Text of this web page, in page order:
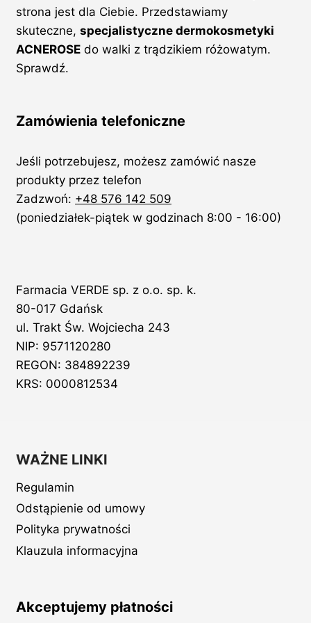
strona jest dla Ciebie. Przedstawiamy
skuteczne,specjalistyczne dermokosmetyki
ACNEROSE do walki z trądzikiem różowatym.
Sprawdź.
Zamówienia telefoniczne
Jeśli potrzebujesz, możesz zamówić nasze
produkty przez telefon
Zadzwoń: +48 576 142 509
(poniedziałek-piątek w godzinach 8:00 - 16:00)
Farmacia VERDE sp. z o.o. sp. k.
80-017 Gdańsk
ul. Trakt Św. Wojciecha 243
NIP: 9571120280
REGON: 384892239
KRS: 0000812534
WAŻNE LINKI
Regulamin
Odstąpienie od umowy
Polityka prywatności
Klauzula informacyjna
Akceptujemy płatności